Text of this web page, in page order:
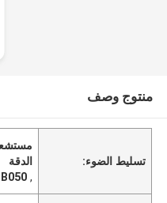
منتوج وصف
تسليط الضوء:
الدقة
,B050 مستشعر درجة حرارة المسبار